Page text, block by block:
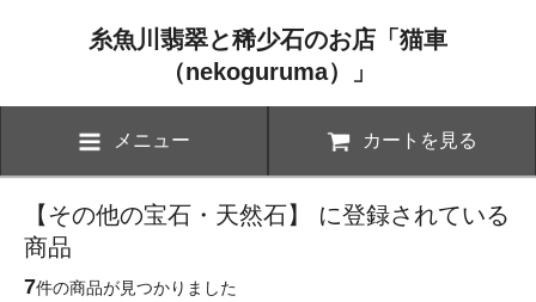
糸魚川翡翠と稀少石のお店「猫車
（nekoguruma）」
メニュー カートを見る
【その他の宝石・天然石】 に登録されている
商品
7件の商品が見つかりました